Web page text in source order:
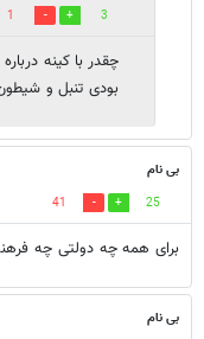
3
1
چقدر با کینه
بودی تنبل و
بی نام
25
41
برای همه چه دولتی چه
بی نام